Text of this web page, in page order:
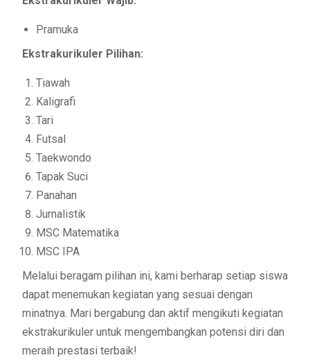
Pramuka
Ekstrakurikuler Pilihan:
Tiawah
Kaligrafi
Tari
Futsal
Taekwondo
Tapak Suci
Panahan
Jurnalistik
MSC Matematika
MSC IPA
Melalui beragam pilihan ini, kami berharap setiap siswa
dapat menemukan kegiatan yang sesuai dengan
minatnya. Mari bergabung dan aktif mengikuti kegiatan
ekstrakurikuler untuk mengembangkan potensi diri dan
meraih prestasi terbaik!